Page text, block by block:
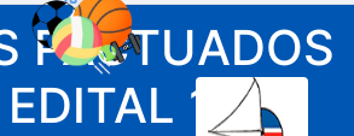
PACTUADOS
12